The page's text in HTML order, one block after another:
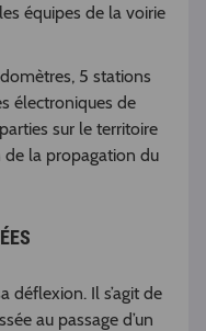
équipes de la voirie
5 stations
électroniques de
sur le territoire
de la propagation du
déflexion. Il s’agit de
au passage d’un